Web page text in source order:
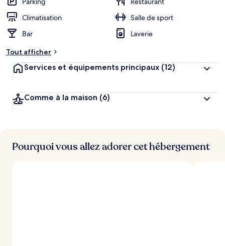
Climatisation
Salle de sport
Bar
Laverie
Tout afficher
Services et équipements principaux (12)
Comme à la maison (6)
Pourquoi vous allez adorer cet hébergement